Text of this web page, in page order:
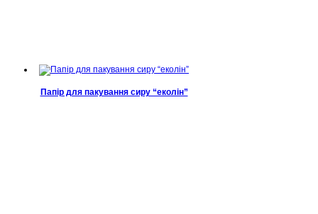
Папір для пакування сиру “еколін”